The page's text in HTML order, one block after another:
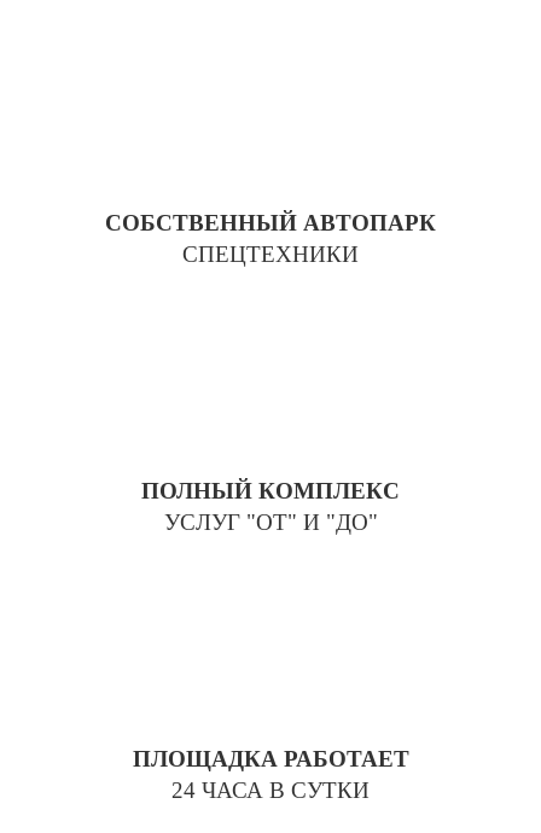
СОБСТВЕННЫЙ АВТОПАРК
СПЕЦТЕХНИКИ
ПОЛНЫЙ КОМПЛЕКС
УСЛУГ "ОТ" И "ДО"
ПЛОЩАДКА РАБОТАЕТ
24 ЧАСА В СУТКИ